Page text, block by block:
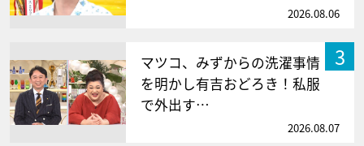
2026.08.06
3
マツコ、みずからの洗濯事情
を明かし有吉おどろき！私服
で外出す…
2026.08.07